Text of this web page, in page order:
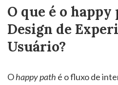
O que é o happy
Design de
Usuário?
Ohappy path é o fluxo de